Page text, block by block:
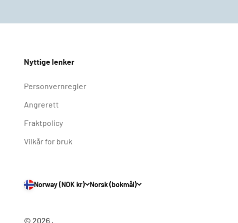
Nyttige lenker
Personvernregler
Angrerett
Fraktpolicy
Vilkår for bruk
Norway (NOK kr) Norsk (bokmål)
© 2026 ,